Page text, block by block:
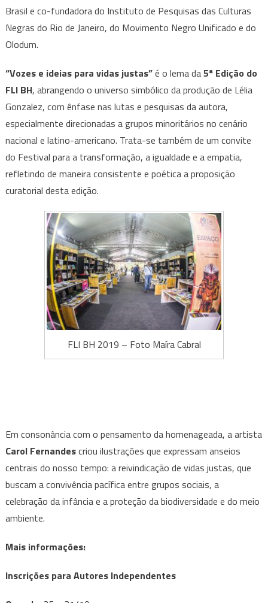
Brasil e co-fundadora do Instituto de Pesquisas das Culturas
Negras do Rio de Janeiro, do Movimento Negro Unificado e do
Olodum.
“Vozes e ideias para vidas justas”é o lema da5ª Edição do
FLI BH, abrangendo o universo simbólico da produção de Lélia
Gonzalez, com ênfase nas lutas e pesquisas da autora,
especialmente direcionadas a grupos minoritários no cenário
nacional e latino-americano. Trata-se também de um convite
do Festival para a transformação, a igualdade e a empatia,
refletindo de maneira consistente e poética a proposição
curatorial desta edição.
FLI BH 2019 – Foto Maíra Cabral
Em consonância com o pensamento da homenageada, a artista
Carol Fernandescriou ilustrações que expressam anseios
centrais do nosso tempo: a reivindicação de vidas justas, que
buscam a convivência pacífica entre grupos sociais, a
celebração da infância e a proteção da biodiversidade e do meio
ambiente.
Mais informações:
Inscrições para Autores Independentes